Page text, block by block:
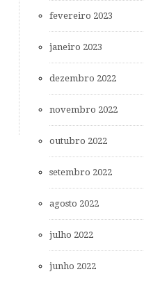
fevereiro 2023
janeiro 2023
dezembro 2022
novembro 2022
outubro 2022
setembro 2022
agosto 2022
julho 2022
junho 2022